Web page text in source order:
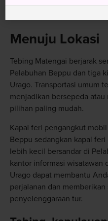
mencapai 2,5 kilometer dan
Menuju Lokasi
Tebing Matengai berjarak
Pelabuhan Beppu dan tiga
Urago. Transportasi umum
menjadikan bersepeda
pilihan paling mudah.
Kapal feri pengangkut
Beppu sedangkan kapal
lebih kecil bersandar di
kantor informasi wisatawan
Urago dapat membantu
perjalanan dan memberikan
penyelenggaraan tur.